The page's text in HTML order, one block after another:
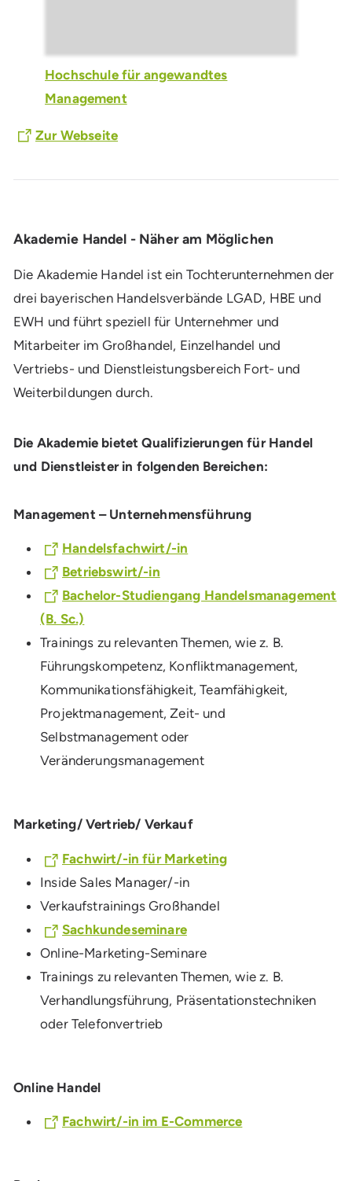
Hochschule für angewandtes
Management
Zur Webseite
Akademie Handel - Näher am Möglichen
Die Akademie Handel ist ein Tochterunternehmen der
drei bayerischen Handelsverbände LGAD, HBE und
EWH und führt speziell für Unternehmer und
Mitarbeiter im Großhandel, Einzelhandel und
Vertriebs- und Dienstleistungsbereich Fort- und
Weiterbildungen durch.
Die Akademie bietet Qualifizierungen für Handel
und Dienstleister in folgenden Bereichen:
Management – Unternehmensführung
Handelsfachwirt/-in
Betriebswirt/-in
Bachelor-Studiengang Handelsmanagement
(B. Sc.)
Trainings zu relevanten Themen, wie z. B.
Führungskompetenz, Konfliktmanagement,
Kommunikationsfähigkeit, Teamfähigkeit,
Projektmanagement, Zeit- und
Selbstmanagement oder
Veränderungsmanagement
Marketing/ Vertrieb/ Verkauf
Fachwirt/-in für Marketing
Inside Sales Manager/-in
Verkaufstrainings Großhandel
Sachkundeseminare
Online-Marketing-Seminare
Trainings zu relevanten Themen, wie z. B.
Verhandlungsführung, Präsentationstechniken
oder Telefonvertrieb
Online Handel
Fachwirt/-in im E-Commerce